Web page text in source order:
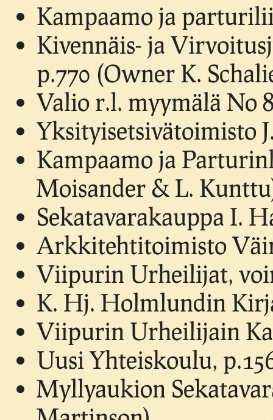
Kampaamo ja
Kivennäis- ja
p.770 (Owner K.
Valio r.l. myymälä No
Yksityisetsivätoimisto
Kampaamo ja
Moisander & L.
Sekatavarakauppa I.
Arkkitehtitoimisto
Viipurin Urheilijat,
K. Hj. Holmlundin
Viipurin Urheilijain
Uusi Yhteiskoulu,
Myllyaukion